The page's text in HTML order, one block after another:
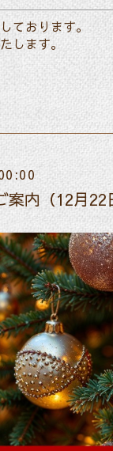
ております。
します。
案内（12月22